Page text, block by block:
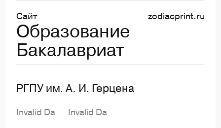
Сайт zodiacprint.ru
Образование
Бакалавриат
РГПУ им. А. И. Герцена
Invalid Da — Invalid Da